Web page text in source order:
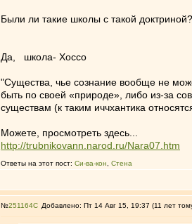
Были ли такие школы с такой доктриной?
Да, школа- Хоссо
"Существа, чье сознание вообще не
быть по своей «природе», либо из-за
существам (к таким иччхантика
Можете, просмотреть здесь...
http://trubnikovann.narod.ru/Nara07.htm
Ответы на этот пост: Си-ва-кон Стена
№251164 Добавлено: Пт 14 Авг 15, 19:37 (11 лет